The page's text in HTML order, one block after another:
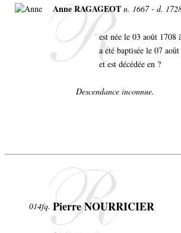
Anne RAGAGEOT n. 1667 - d.
est née le 03 août 1708
a été baptisée le 07
et est décédée en ?
Descendance inconnue.
014fq. Pierre NOURRICIER